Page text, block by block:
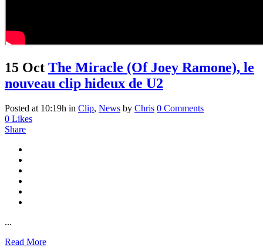
15 Oct The Miracle (Of Joey Ramone), le
nouveau clip hideux de U2
Posted at 10:19h in Clip, News by Chris 0 Comments
0 Likes
Share
...
Read More